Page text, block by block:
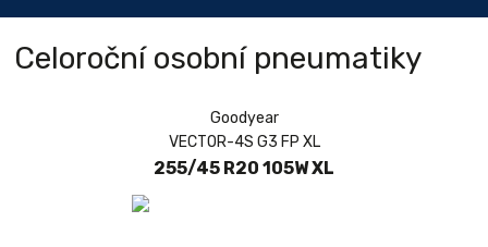
Celoroční osobní pneumatiky
Goodyear
VECTOR-4S G3 FP XL
255/45 R20 105W XL